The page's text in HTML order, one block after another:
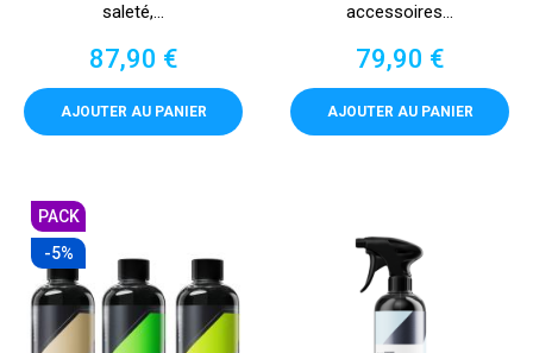
saleté,...
Prix
87,90 €
AJOUTER AU PANIER
accessoires...
Prix
79,90 €
AJOUTER AU PANIER
PACK
-5%